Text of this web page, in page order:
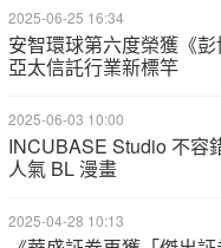
2025-06-25 16:34
安智環球第六度榮獲《
亞太信託行業新標竿
2025-06-03 10:00
INCUBASE Studio 不容
人氣 BL 漫畫
2025-04-28 10:13